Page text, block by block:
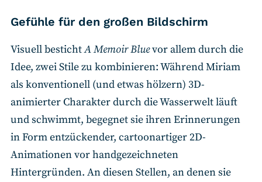
Gefühle für den großen Bildschirm
Visuell bestichtA Memoir Bluevor allem durch die
Idee, zwei Stile zu kombinieren: Während Miriam
als konventionell (und etwas hölzern) 3D-
animierter Charakter durch die Wasserwelt läuft
und schwimmt, begegnet sie ihren Erinnerungen
in Form entzückender, cartoonartiger 2D-
Animationen vor handgezeichneten
Hintergründen. An diesen Stellen, an denen sie